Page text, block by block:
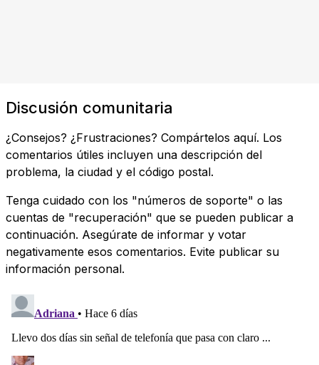
Discusión comunitaria
¿Consejos? ¿Frustraciones? Compártelos aquí. Los
comentarios útiles incluyen una descripción del
problema, la ciudad y el código postal.
Tenga cuidado con los "números de soporte" o las
cuentas de "recuperación" que se pueden publicar a
continuación. Asegúrate de informar y votar
negativamente esos comentarios. Evite publicar su
información personal.